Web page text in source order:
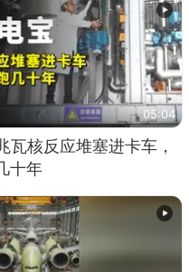
05:04
瓦核反应堆塞进卡车，
十年